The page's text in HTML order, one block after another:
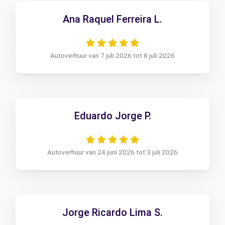
Ana Raquel Ferreira L.
Autoverhuur van 7 juli 2026 tot 8 juli 2026
Eduardo Jorge P.
Autoverhuur van 24 juni 2026 tot 3 juli 2026
Jorge Ricardo Lima S.